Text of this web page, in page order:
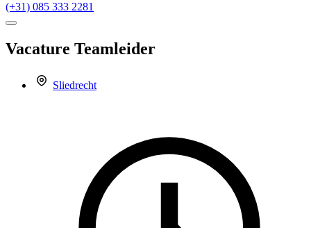
(+31) 085 333 2281
Vacature Teamleider
Sliedrecht